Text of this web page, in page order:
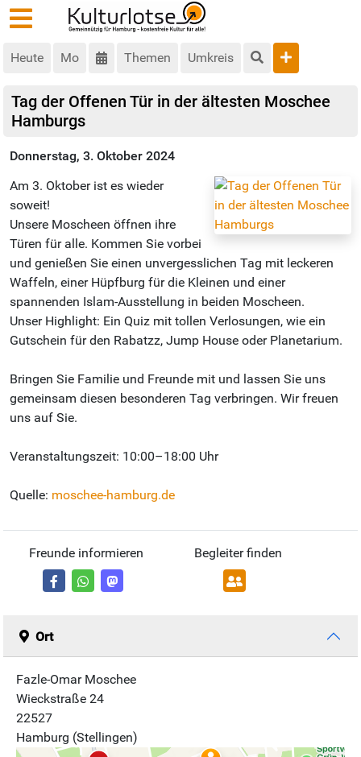
Heute Mo Themen Umkreis
Tag der Offenen Tür in der ältesten Moschee
Hamburgs
Donnerstag, 3. Oktober 2024
Am 3. Oktober ist es wieder
soweit!
Unsere Moscheen öffnen ihre
Türen für alle. Kommen Sie vorbei
und genießen Sie einen unvergesslichen Tag mit leckeren
Waffeln, einer Hüpfburg für die Kleinen und einer
spannenden Islam-Ausstellung in beiden Moscheen.
Unser Highlight: Ein Quiz mit tollen Verlosungen, wie ein
Gutschein für den Rabatzz, Jump House oder Planetarium.
Bringen Sie Familie und Freunde mit und lassen Sie uns
gemeinsam diesen besonderen Tag verbringen. Wir freuen
uns auf Sie.
Veranstaltungszeit: 10:00–18:00 Uhr
Quelle: moschee-hamburg.de
Freunde informieren Begleiter finden
Ort
Fazle-Omar Moschee
Wieckstraße 24
22527
Hamburg (Stellingen)